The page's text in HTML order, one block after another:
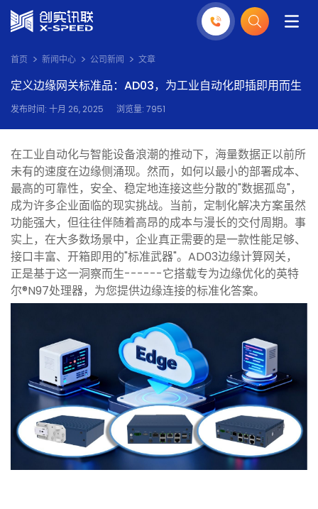
首页 新闻中心 公司新闻 文章
定义边缘网关标准品：AD03，为工业自动化即插即用而生
发布时间: 十月 26, 2025 浏览量: 7951
在工业自动化与智能设备浪潮的推动下，海量数据正以前所
未有的速度在边缘侧涌现。然而，如何以最小的部署成本、
最高的可靠性，安全、稳定地连接这些分散的"数据孤岛"，
成为许多企业面临的现实挑战。当前，定制化解决方案虽然
功能强大，但往往伴随着高昂的成本与漫长的交付周期。事
实上，在大多数场景中，企业真正需要的是一款性能足够、
接口丰富、开箱即用的"标准武器"。AD03边缘计算网关，
正是基于这一洞察而生------它搭载专为边缘优化的英特
尔®N97处理器，为您提供边缘连接的标准化答案。